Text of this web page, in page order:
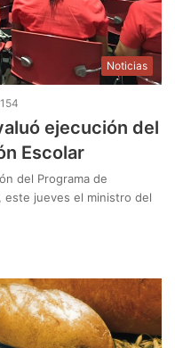
Noticias
154
ejecución del
Escolar
del Programa de
este jueves el ministro del